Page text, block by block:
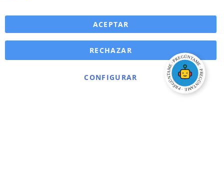
ACEPTAR
CONFIGURAR
RECHAZAR